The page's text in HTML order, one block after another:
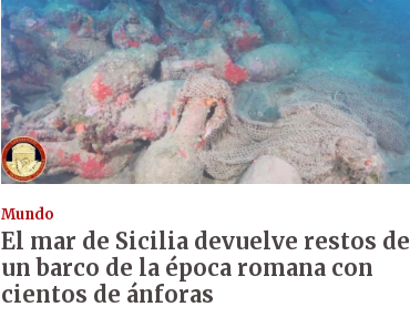
Mundo
El mar de Sicilia devuelve restos de
un barco de la época romana con
cientos de ánforas